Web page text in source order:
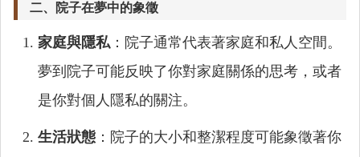
二、院子在夢中的象徵
家庭與隱私：院子通常代表著家庭和私人空間。
夢到院子可能反映了你對家庭關係的思考，或者
是你對個人隱私的關注。
生活狀態 ：院子的大小和整潔程度可能象徵著你